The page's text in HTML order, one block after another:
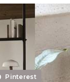
Pinterest